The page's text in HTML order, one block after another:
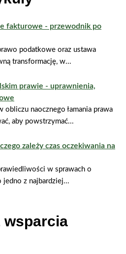
fakturowe - przewodnik po
podatkowe oraz ustawa
transformację, w...
prawie - uprawnienia,
naocznego łamania prawa
aby powstrzymać...
zależy czas oczekiwania na
w sprawach o
jedno z najbardziej...
wsparcia